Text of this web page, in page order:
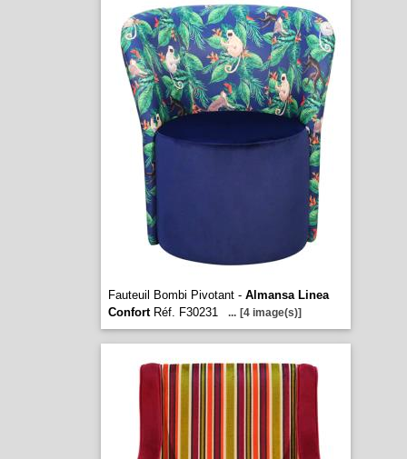
Fauteuil Bombi Pivotant - Almansa Linea
ConfortRéf. F30231 ... [4 image(s)]